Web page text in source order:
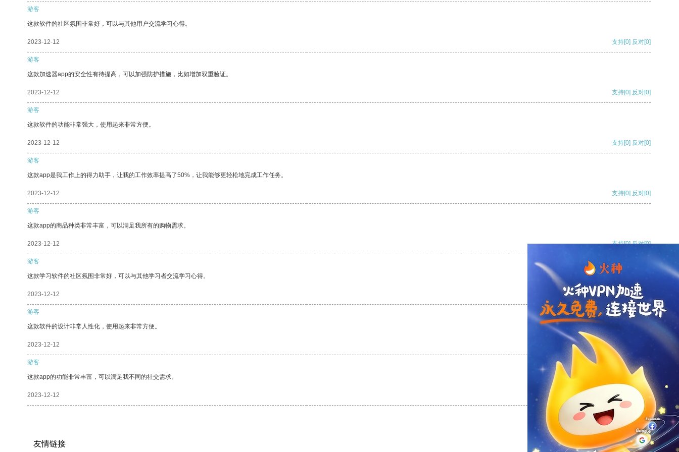
游客
这款软件的社区氛围非常好，可以与其他用户交流学习心得。
2023-12-12 支持[0] 反对[0]
游客
这款加速器app的安全性有待提高，可以加强防护措施，比如增加双重验证。
2023-12-12 支持[0] 反对[0]
游客
这款软件的功能非常强大，使用起来非常方便。
2023-12-12 支持[0] 反对[0]
游客
这款app是我工作上的得力助手，让我的工作效率提高了50%，让我能够更轻松地完成工作任务。
2023-12-12 支持[0] 反对[0]
游客
这款app的商品种类非常丰富，可以满足我所有的购物需求。
2023-12-12 支持[0] 反对[0]
游客
这款学习软件的社区氛围非常好，可以与其他学习者交流学习心得。
2023-12-12 支持[0] 反对
游客
这款软件的设计非常人性化，使用起来非常方便。
2023-12-12 支持
游客
这款app的功能非常丰富，可以满足我不同的社交需求。
2023-12-12 支持 反对 [0]
友情链接